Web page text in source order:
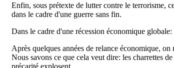
Enfin, sous prétexte de lutter contre le terrorisme,
dans le cadre d'une guerre sans fin.
Dans le cadre d'une récession économique globale:
Après quelques années de relance économique, on
Nous savons ce que cela veut dire: les charrettes